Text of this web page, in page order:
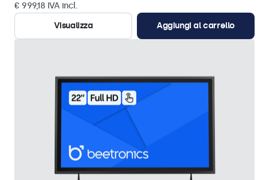
€ 999,18 IVA incl.
Visualizza
Aggiungi al carrello